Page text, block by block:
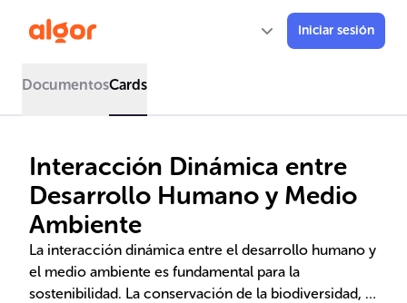
Iniciar sesión
DocumentosCards
Interacción Dinámica entre
Desarrollo Humano y Medio
Ambiente
La interacción dinámica entre el desarrollo humano y
el medio ambiente es fundamental para la
sostenibilidad. La conservación de la biodiversidad, la